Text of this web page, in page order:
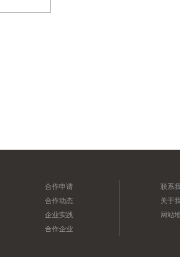
合作申请
合作动态
企业实践
合作企业
联系
关于
网站